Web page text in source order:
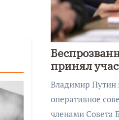
принял
совещании
под
Путина
Владимир Путин
оперативное
членами Совета